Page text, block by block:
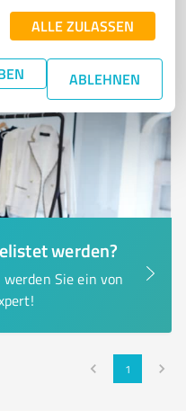
ALLE ZULASSEN
ABLEHNEN
werden?
Sie ein von
1